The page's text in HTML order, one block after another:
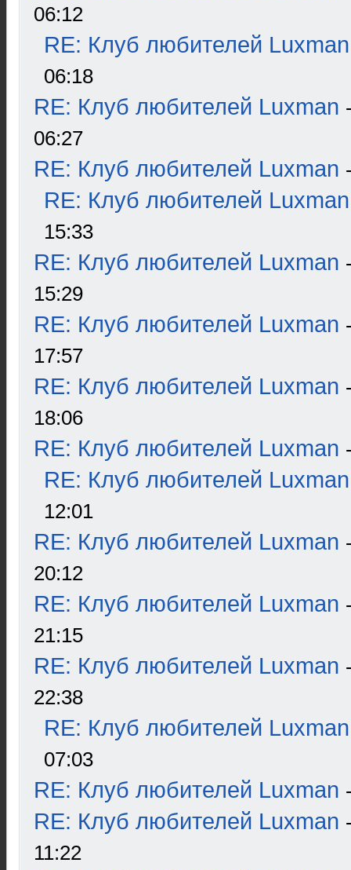
06:12
RE: Клуб любителей Luxman
06:18
RE: Клуб любителей Luxman
06:27
RE: Клуб любителей Luxman
RE: Клуб любителей Luxman
15:33
RE: Клуб любителей Luxman
15:29
RE: Клуб любителей Luxman
17:57
RE: Клуб любителей Luxman
18:06
RE: Клуб любителей Luxman
RE: Клуб любителей Luxman
12:01
RE: Клуб любителей Luxman
20:12
RE: Клуб любителей Luxman
21:15
RE: Клуб любителей Luxman
22:38
RE: Клуб любителей Luxman
07:03
RE: Клуб любителей Luxman
RE: Клуб любителей Luxman
11:22